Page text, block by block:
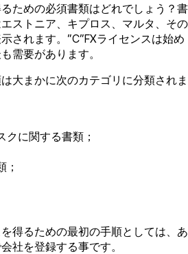
ための必須書類はどれでしょう？書
ストニア、キプロス、マルタ、その
されます。”C”FXライセンスは始め
需要があります。
大まかに次のカテゴリに分類されま
クに関する書類；
；
得るための最初の手順としては、あ
社を登録する事です。